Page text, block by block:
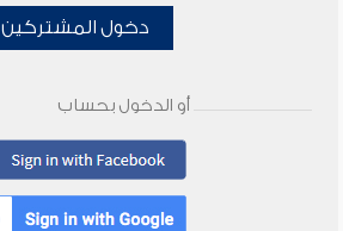
دخول المشتركين
أو الدخول بحساب